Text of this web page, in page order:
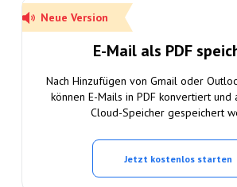
Neue Version
E-Mail als PDF
Nach Hinzufügen von Gmail oder
können E-Mails in PDF konvertiert
Cloud-Speicher gespeichert
Jetzt kostenlos starten